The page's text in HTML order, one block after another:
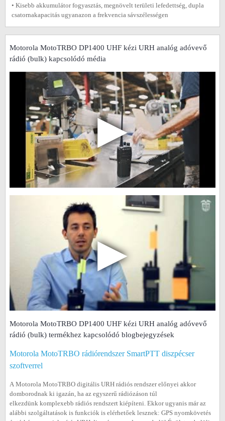
• Kisebb akkumulátor fogyasztás, megnövelt területi lefedettség, dupla
csatornakapacitás ugyanazon a frekvencia sávszélességen
Motorola MotoTRBO DP1400 UHF kézi URH analóg adóvevő
rádió (bulk) kapcsolódó média
▶
▶
Motorola MotoTRBO DP1400 UHF kézi URH analóg adóvevő
rádió (bulk) termékhez kapcsolódó blogbejegyzések
Motorola MotoTRBO rádiórendszer SmartPTT diszpécser
szoftverrel
A Motorola MotoTRBO digitális URH rádiós rendszer előnyei akkor
domborodnak ki igazán, ha az egyszerű rádiózáson túl
elkezdünk komplexebb rádiós rendszert kiépíteni. Ekkor ugyanis már az
alábbi szolgáltatások is funkciók is elérhetőek lesznek: GPS nyomkövetés